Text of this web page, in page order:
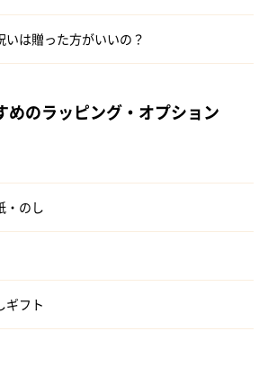
は贈った方がいいの？
めのラッピング・オプション
・のし
ギフト